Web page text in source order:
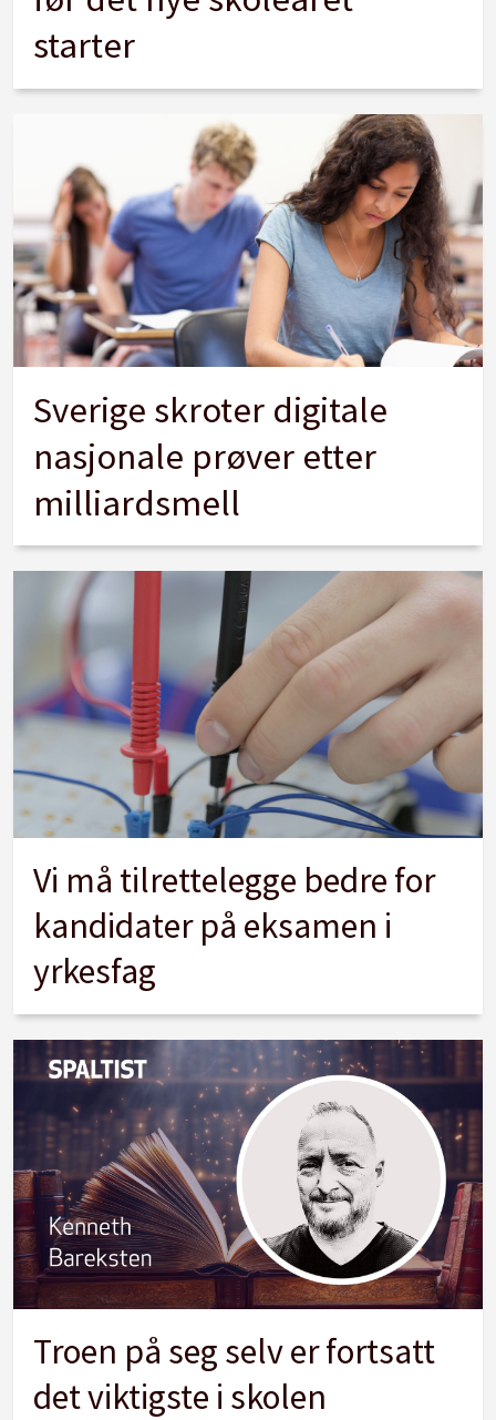
starter
Sverige skroter digitale
nasjonale prøver etter
milliardsmell
Vi må tilrettelegge bedre for
kandidater på eksamen i
yrkesfag
Troen på seg selv er fortsatt
det viktigste i skolen